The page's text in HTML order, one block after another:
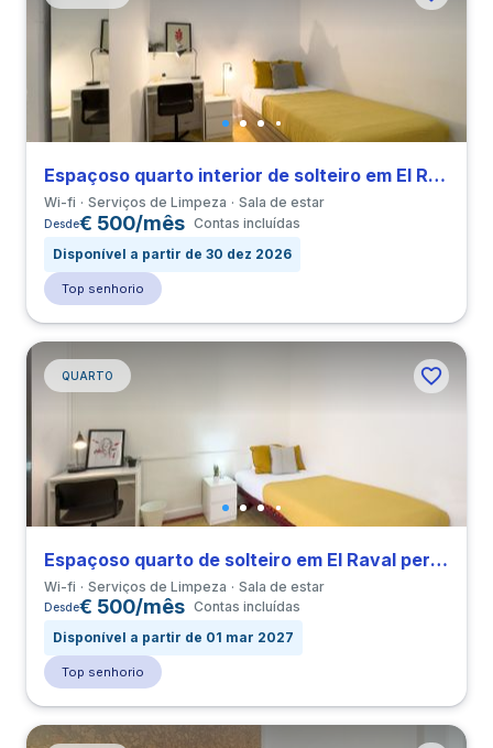
Espaçoso quarto interior de solteiro em El Raval perto de ELISAVA
Wi-fi Serviços de Limpeza Sala de estar
Desde€ 500/mês Contas incluídas
Disponível a partir de 30 dez 2026
Top senhorio
QUARTO
Espaçoso quarto de solteiro em El Raval perto de ELISAVA
Wi-fi Serviços de Limpeza Sala de estar
Desde€ 500/mês Contas incluídas
Disponível a partir de 01 mar 2027
Top senhorio